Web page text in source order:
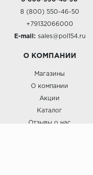
8 (800) 550-46-50
+79132066000
E-mail: sales@pol154.ru
О КОМПАНИИ
Магазины
О компании
Акции
Каталог
Отзывы о нас